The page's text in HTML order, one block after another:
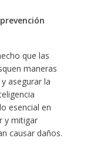
que las
maneras
asegurar la
esencial en
y mitigar
causar daños.